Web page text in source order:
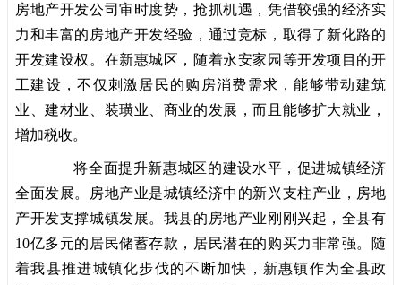
房地产开发公司审时度势，抢抓机遇，凭借较强的经济实
力和丰富的房地产开发经验，通过竞标，取得了新化路的
开发建设权。在新惠城区，随着永安家园等开发项目的开
工建设，不仅刺激居民的购房消费需求，能够带动建筑
业、建材业、装璜业、商业的发展，而且能够扩大就业，
增加税收。
将全面提升新惠城区的建设水平，促进城镇经济
全面发展。房地产业是城镇经济中的新兴支柱产业，房地
产开发支撑城镇发展。我县的房地产业刚刚兴起，全县有
10亿多元的居民储蓄存款，居民潜在的购买力非常强。随
着我县推进城镇化步伐的不断加快，新惠镇作为全县政